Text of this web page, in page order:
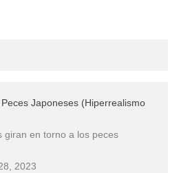
Japoneses (Hiperrealismo
giran en torno a los peces
2023